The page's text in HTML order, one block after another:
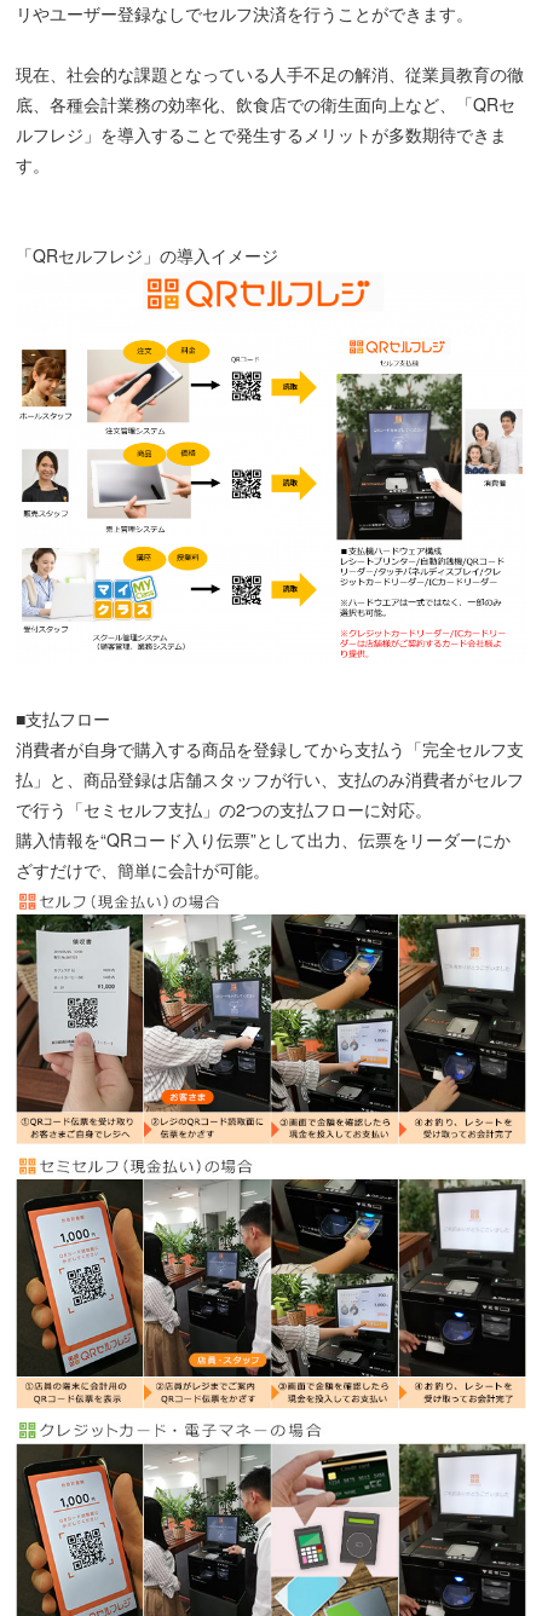
リやユーザー登録なしでセルフ決済を行うことができます。
現在、社会的な課題となっている人手不足の解消、従業員教育の徹
底、各種会計業務の効率化、飲食店での衛生面向上など、「QRセ
ルフレジ」を導入することで発生するメリットが多数期待できま
す。
「QRセルフレジ」の導入イメージ
■支払フロー
消費者が自身で購入する商品を登録してから支払う「完全セルフ支
払」と、商品登録は店舗スタッフが行い、支払のみ消費者がセルフ
で行う「セミセルフ支払」の2つの支払フローに対応。
購入情報を“QRコード入り伝票”として出力、伝票をリーダーにか
ざすだけで、簡単に会計が可能。